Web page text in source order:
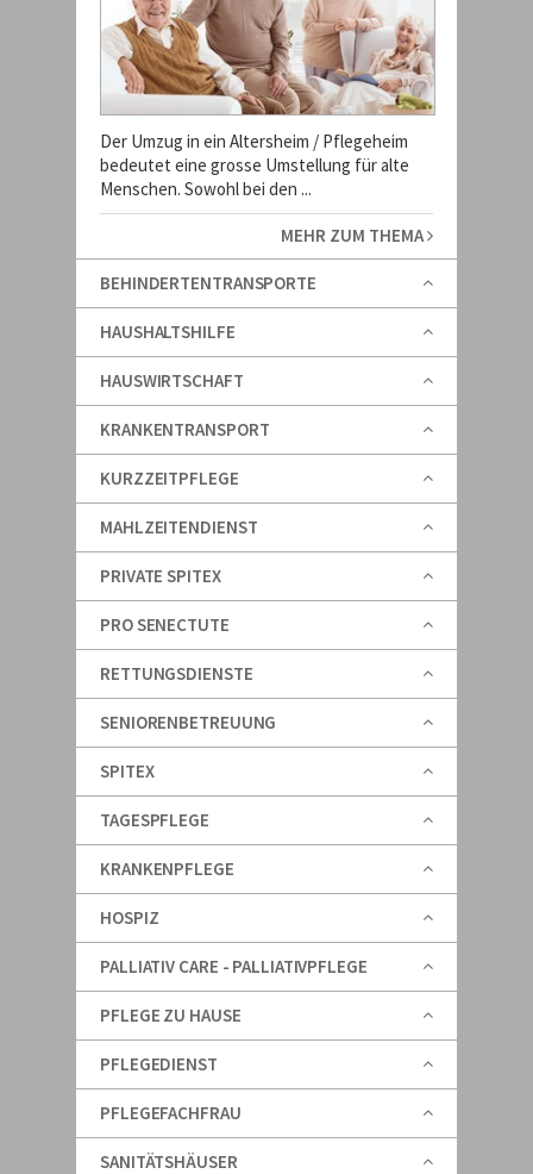
Der Umzug in ein Altersheim / Pflegeheim
bedeutet eine grosse Umstellung für alte
Menschen. Sowohl bei den ...
MEHR ZUM THEMA
BEHINDERTENTRANSPORTE
HAUSHALTSHILFE
HAUSWIRTSCHAFT
KRANKENTRANSPORT
KURZZEITPFLEGE
MAHLZEITENDIENST
PRIVATE SPITEX
PRO SENECTUTE
RETTUNGSDIENSTE
SENIORENBETREUUNG
SPITEX
TAGESPFLEGE
KRANKENPFLEGE
HOSPIZ
PALLIATIV CARE - PALLIATIVPFLEGE
PFLEGE ZU HAUSE
PFLEGEDIENST
PFLEGEFACHFRAU
SANITÄTSHÄUSER